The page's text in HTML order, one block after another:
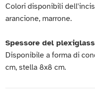
Colori disponibili
arancione, marrone.
Spessore del
Disponibile a forma di
cm, stella 8x8 cm.